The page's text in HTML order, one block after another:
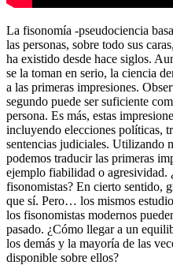
La fisonomía -pseudociencia
las personas, sobre todo sus
ha existido desde hace siglos.
se la toman en serio, la ciencia
a las primeras impresiones.
segundo puede ser suficiente
persona. Es más, estas
incluyendo elecciones políticas,
sentencias judiciales. Utilizando
podemos traducir las primeras
ejemplo fiabilidad o agresividad.
fisonomistas? En cierto sentido,
que sí. Pero… los mismos
los fisonomistas modernos
pasado. ¿Cómo llegar a un
los demás y la mayoría de las
disponible sobre ellos?